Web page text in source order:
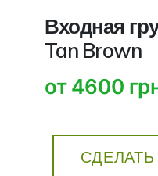
Входная
Tan Brown
от 4600